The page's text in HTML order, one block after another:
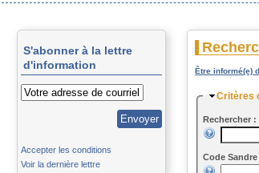
S'abonner à la lettre
d'information
Accepter les conditions
Voir la dernière lettre
Être informé(e)
Masquer
Critères
Rechercher :
Code Sandre